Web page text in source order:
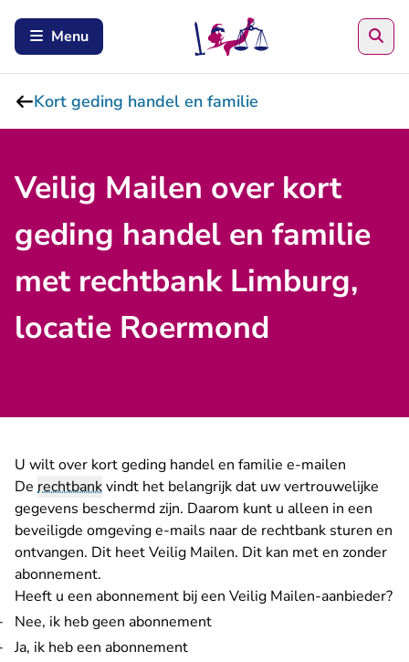
Menu
Kort geding handel en familie
Veilig Mailen over kort
geding handel en familie
met rechtbank Limburg,
locatie Roermond
U wilt over kort geding handel en familie e-mailen
De rechtbankvindt het belangrijk dat uw vertrouwelijke
gegevens beschermd zijn. Daarom kunt u alleen in een
beveiligde omgeving e-mails naar de rechtbank sturen en
ontvangen. Dit heet Veilig Mailen. Dit kan met en zonder
abonnement.
Heeft u een abonnement bij een Veilig Mailen-aanbieder?
Nee, ik heb geen abonnement
Ja, ik heb een abonnement